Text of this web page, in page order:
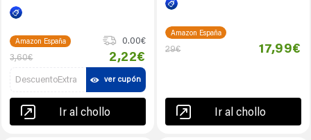
Amazon España
0.00€
3,60€
2,22€
DescuentoExtra ver cupón
Ir al chollo
Amazon España
29€ 17,99€
Ir al chollo